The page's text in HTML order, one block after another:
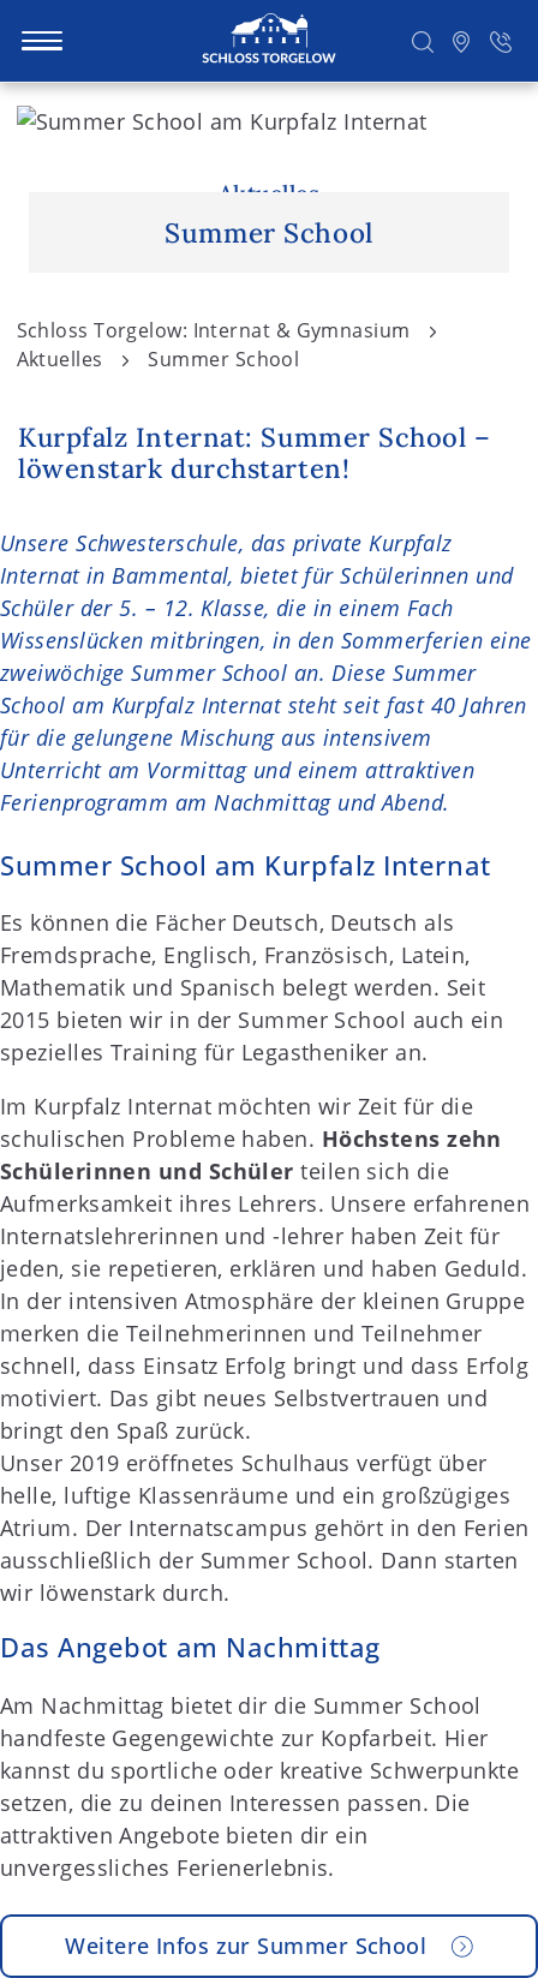
S
Aktuelles
Summer School
Schloss Torgelow: Internat & Gymnasium
Aktuelles
Summer School
Kurpfalz Internat: Summer School –
löwenstark durchstarten!
Unsere Schwesterschule, das private Kurpfalz
Internat in Bammental, bietet für Schülerinnen und
Schüler der 5. – 12. Klasse, die in einem Fach
Wissenslücken mitbringen, in den Sommerferien eine
zweiwöchige Summer School an. Diese Summer
School am Kurpfalz Internat steht seit fast 40 Jahren
für die gelungene Mischung aus intensivem
Unterricht am Vormittag und einem attraktiven
Ferienprogramm am Nachmittag und Abend.
Summer School am Kurpfalz Internat
Es können die Fächer Deutsch, Deutsch als
Fremdsprache, Englisch, Französisch, Latein,
Mathematik und Spanisch belegt werden. Seit
2015 bieten wir in der Summer School auch ein
spezielles Training für Legastheniker an.
Im Kurpfalz Internat möchten wir Zeit für die
schulischen Probleme haben. Höchstens zehn
Schülerinnen und Schüler teilen sich die
Aufmerksamkeit ihres Lehrers. Unsere erfahrenen
Internatslehrerinnen und -lehrer haben Zeit für
jeden, sie repetieren, erklären und haben Geduld.
In der intensiven Atmosphäre der kleinen Gruppe
merken die Teilnehmerinnen und Teilnehmer
schnell, dass Einsatz Erfolg bringt und dass Erfolg
motiviert. Das gibt neues Selbstvertrauen und
bringt den Spaß zurück.
Unser 2019 eröffnetes Schulhaus verfügt über
helle, luftige Klassenräume und ein großzügiges
Atrium. Der Internatscampus gehört in den Ferien
ausschließlich der Summer School. Dann starten
wir löwenstark durch.
Das Angebot am Nachmittag
Am Nachmittag bietet dir die Summer School
handfeste Gegengewichte zur Kopfarbeit. Hier
kannst du sportliche oder kreative Schwerpunkte
setzen, die zu deinen Interessen passen. Die
attraktiven Angebote bieten dir ein
unvergessliches Ferienerlebnis.
Weitere Infos zur Summer School